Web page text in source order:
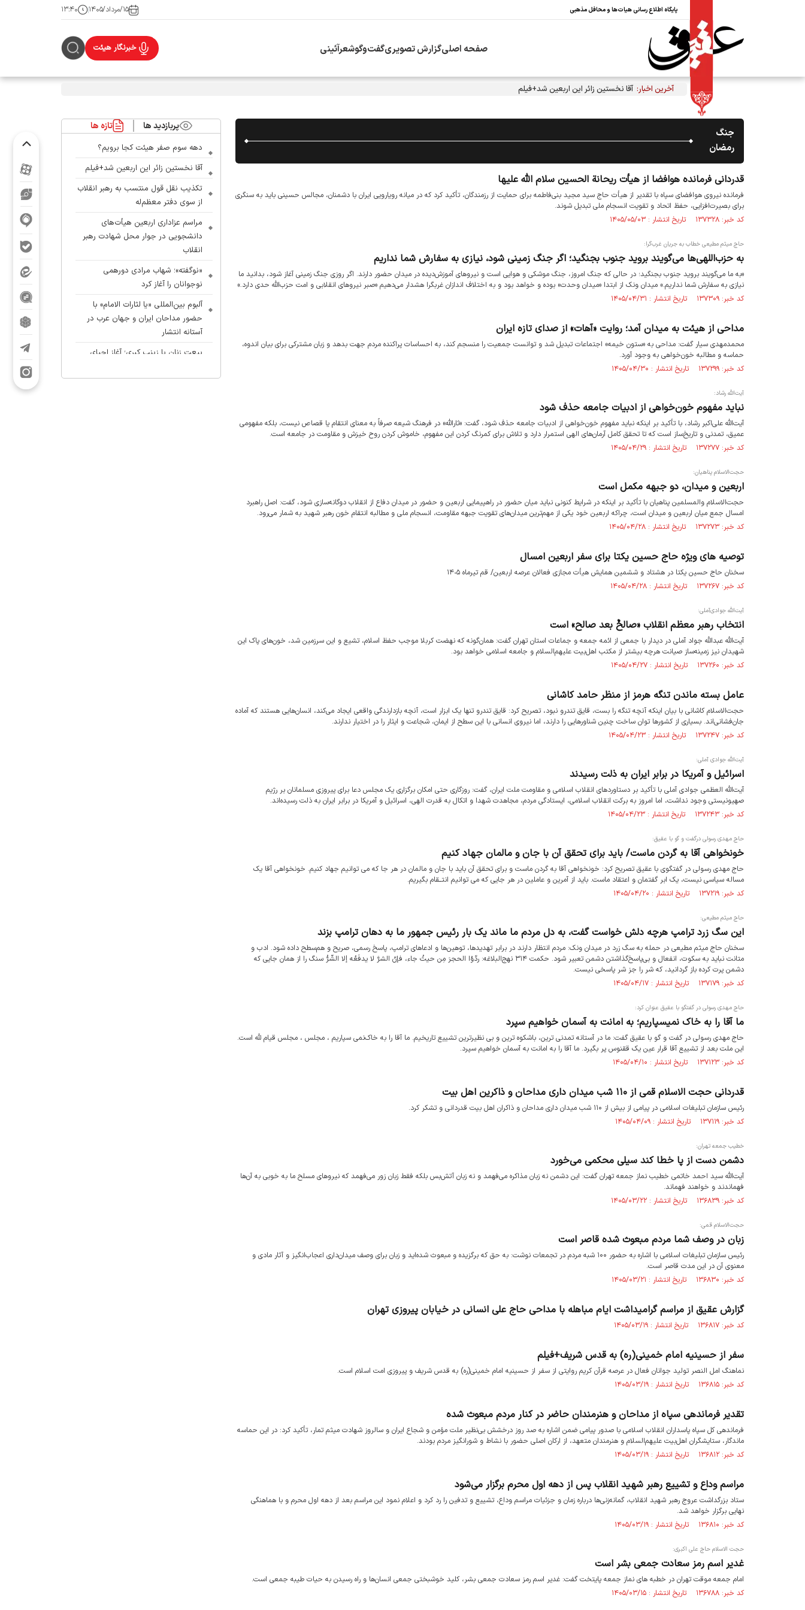
پایگاه اطلاع رسانی هیات‌ها و محافل مذهبی ۱۵/مرداد/۱۴۰۵ ۱۳:۴۰
صفحه اصلیگزارش تصویریگفت‌وگوشعرآئینی خبرنگار هیئت
آخرین اخبار: آقا نخستین زائر این اربعین شد+فیلم
جنگ
رمضان
قدردانی فرمانده هوافضا از هیأت ریحانة الحسین سلام الله علیها
فرمانده نیروی هوافضای سپاه با تقدیر از هیأت حاج سید مجید بنی‌فاطمه برای حمایت از رزمندگان، تأکید کرد که در میانه رویارویی ایران با دشمنان، مجالس حسینی باید به سنگری
برای بصیرت‌افزایی، حفظ اتحاد و تقویت انسجام ملی تبدیل شوند.
کد خبر: ۱۳۷۳۲۸ تاریخ انتشار : ۱۴۰۵/۰۵/۰۳
حاج میثم مطیعی خطاب به جریان غرب‌گرا:
به حزب‌اللهی‌ها می‌گویند بروید جنوب بجنگید؛ اگر جنگ زمینی شود، نیازی به سفارش شما نداریم
«به ما می‌گویند بروید جنوب بجنگید؛ در حالی که جنگ امروز، جنگ موشکی و هوایی است و نیروهای آموزش‌دیده در میدان حضور دارند. اگر روزی جنگ زمینی آغاز شود، بدانید ما
نیازی به سفارش شما نداریم.» میدان ونک از ابتدا «میدان وحدت» بوده و خواهد بود و به اختلاف اندازان غربگرا هشدار می‌دهیم «صبر نیروهای انقلابی و امت حزب‌الله حدی دارد.»
کد خبر: ۱۳۷۳۰۹ تاریخ انتشار : ۱۴۰۵/۰۴/۳۱
مداحی از هیئت به میدان آمد؛ روایت «آهات» از صدای تازه ایران
محمدمهدی سیار گفت: مداحی به «ستون خیمه» اجتماعات تبدیل شد و توانست جمعیت را منسجم کند، به احساسات پراکنده مردم جهت بدهد و زبان مشترکی برای بیان اندوه،
حماسه و مطالبه خون‌خواهی به وجود آورد.
کد خبر: ۱۳۷۲۹۹ تاریخ انتشار : ۱۴۰۵/۰۴/۳۰
آیت‌الله رشاد:
نباید مفهوم خون‌خواهی از ادبیات جامعه حذف شود
آیت‌الله علی‌اکبر رشاد، با تأکید بر اینکه نباید مفهوم خون‌خواهی از ادبیات جامعه حذف شود، گفت: «ثارالله» در فرهنگ شیعه صرفاً به معنای انتقام یا قصاص نیست، بلکه مفهومی
عمیق، تمدنی و تاریخ‌ساز است که تا تحقق کامل آرمان‌های الهی استمرار دارد و تلاش برای کمرنگ کردن این مفهوم، خاموش کردن روح خیزش و مقاومت در جامعه است.
کد خبر: ۱۳۷۲۷۷ تاریخ انتشار : ۱۴۰۵/۰۴/۲۹
حجت‌الاسلام پناهیان:
اربعین و میدان، دو جبهه مکمل است
حجت‌الاسلام والمسلمین پناهیان با تأکید بر اینکه در شرایط کنونی نباید میان حضور در راهپیمایی اربعین و حضور در میدان دفاع از انقلاب دوگانه‌سازی شود، گفت: اصل راهبرد
امسال جمع میان اربعین و میدان است، چراکه اربعین خود یکی از مهم‌ترین میدان‌های تقویت جبهه مقاومت، انسجام ملی و مطالبه انتقام خون رهبر شهید به شمار می‌رود.
کد خبر: ۱۳۷۲۷۳ تاریخ انتشار : ۱۴۰۵/۰۴/۲۸
توصیه های ویژه حاج حسین یکتا برای سفر اربعین امسال
سخنان حاج حسین یکتا در هشتاد و ششمين همايش هيأت مجازى فعالان عرصه اربعين/ قم تيرماه ۱۴٠۵
کد خبر: ۱۳۷۲۶۷ تاریخ انتشار : ۱۴۰۵/۰۴/۲۸
آیت‌الله جوادی‌آملی:
انتخاب رهبر معظم انقلاب «صالحٌ بعد صالح» است
آیت‌الله عبدالله جواد آملی در دیدار با جمعی از ائمه جمعه و جماعات استان تهران گفت: همان‌گونه که نهضت کربلا موجب حفظ اسلام، تشیع و این سرزمین شد، خون‌های پاک این
شهیدان نیز زمینه‌ساز صیانت هرچه بیشتر از مکتب اهل‌بیت علیهم‌السلام و جامعه اسلامی خواهد بود.
کد خبر: ۱۳۷۲۶۰ تاریخ انتشار : ۱۴۰۵/۰۴/۲۷
عامل بسته ماندن تنگه هرمز از منظر حامد کاشانی
حجت‌الاسلام کاشانی با بیان اینکه آنچه تنگه را بست، قایق تندرو نبود، تصریح کرد: قایق تندرو تنها یک ابزار است، آنچه بازدارندگی واقعی ایجاد می‌کند، انسان‌هایی هستند که آماده
جان‌فشانی‌اند. بسیاری از کشورها توان ساخت چنین شناورهایی را دارند، اما نیروی انسانی با این سطح از ایمان، شجاعت و ایثار را در اختیار ندارند.
کد خبر: ۱۳۷۲۴۷ تاریخ انتشار : ۱۴۰۵/۰۴/۲۳
آیت‌الله جوادی آملی:
اسرائیل و آمریکا در برابر ایران به ذلت رسیدند
آیت‌الله العظمی جوادی آملی با تأکید بر دستاوردهای انقلاب اسلامی و مقاومت ملت ایران، گفت: روزگاری حتی امکان برگزاری یک مجلس دعا برای پیروزی مسلمانان بر رژیم
صهیونیستی وجود نداشت، اما امروز به برکت انقلاب اسلامی، ایستادگی مردم، مجاهدت شهدا و اتکال به قدرت الهی، اسرائیل و آمریکا در برابر ایران به ذلت رسیده‌اند.
کد خبر: ۱۳۷۲۴۳ تاریخ انتشار : ۱۴۰۵/۰۴/۲۳
حاج مهدی رسولی درگفت و گو با عقیق:
خونخواهی آقا به گردن ماست/ باید برای تحقق آن با جان و مالمان جهاد کنیم
حاج مهدی رسولی در گفتگوی با عقیق تصریح کرد: خونخواهی آقا به گردن ماست و برای تحقق آن باید با جان و مالمان در هر جا که می توانیم جهاد کنیم. خونخواهی آقا یک
مساله سیاسی نیست، یک ابر گفتمان و اعتقاد ماست. باید از آمرین و عاملین در هر جایی که می توانیم انتــقام بگیریم.
کد خبر: ۱۳۷۲۱۹ تاریخ انتشار : ۱۴۰۵/۰۴/۲۰
حاج میثم مطیعی:
این سگ زرد ترامپ هرچه دلش خواست گفت، به دل مردم ما ماند یک بار رئیس جمهور ما به دهان ترامپ بزند
سخنان حاج میثم مطیعی در حمله به سگ زرد در میدان ونک: مردم انتظار دارند در برابر تهدیدها، توهین‌ها و ادعاهای ترامپ، پاسخ رسمی، صریح و هم‌سطح داده شود. ادب و
متانت نباید به سکوت، انفعال و بی‌پاسخ‌گذاشتن دشمن تعبیر شود. حکمت ۳۱۴ نهج‌البلاغه: ردّوُا الحجرَ مِن حیثُ جاء، فإنّ الشرَّ لا یدفَعُه إلا الشّرُّ سنگ را از همان جايى كه
دشمن پرت كرده باز گردانيد، كه شر را جز شر پاسخى نيست.
کد خبر: ۱۳۷۱۷۹ تاریخ انتشار : ۱۴۰۵/۰۴/۱۷
حاج مهدی رسولی در گفتگو با عقیق عنوان کرد:
ما آقا را به خاک نمیسپاریم؛ به امانت به آسمان خواهیم سپرد
حاج مهدی رسولی در گفت و گو با عقیق گفت: ما در آستانه تمدنی ترین، باشکوه ترین و بی نظیرترین تشییع تاریخیم. ما آقا را به خاک‌نمی سپاریم ، مجلس ، مجلس قیام لله است.
این ملت بعد از تشییع آقا قرار عین یک ققنوس پر بگیرد. ما آقا را به امانت به آسمان خواهیم سپرد.
کد خبر: ۱۳۷۱۲۳ تاریخ انتشار : ۱۴۰۵/۰۴/۱۰
قدردانی حجت الاسلام قمی از ۱۱۰ شب میدان داری مداحان و ذاکرین اهل بیت
رئیس سازمان تبلیغات اسلامی در پیامی از بیش از ۱۱۰ شب میدان داری مداحان و ذاکران اهل بیت قدردانی و تشکر کرد.
کد خبر: ۱۳۷۱۱۹ تاریخ انتشار : ۱۴۰۵/۰۴/۰۹
خطیب جمعه تهران:
دشمن دست از پا خطا کند سیلی محکمی می‌خورد
آیت‌الله سید احمد خاتمی خطیب نماز جمعه تهران گفت: این دشمن نه زبان مذاکره می‌فهمد و نه زبان آتش‌بس بلکه فقط زبان زور می‌فهمد که نیروهای مسلح ما به خوبی به آن‌ها
فهماندند و خواهند فهماند.
کد خبر: ۱۳۶۸۳۹ تاریخ انتشار : ۱۴۰۵/۰۳/۲۲
حجت‌الاسلام قمی:
زبان در وصف شما مردم مبعوث شده قاصر است
رئیس سازمان تبلیغات اسلامی با اشاره به حضور ۱۰۰ شبه مردم در تجمعات نوشت: به حق که برگزیده و مبعوث شده‌اید و زبان برای وصف میدان‌داری اعجاب‌انگیز و آثار مادی و
معنوی آن در این مدت قاصر است.
کد خبر: ۱۳۶۸۳۰ تاریخ انتشار : ۱۴۰۵/۰۳/۲۱
گزارش عقیق از مراسم گرامیداشت ایام مباهله با مداحی حاج علی انسانی در خیابان پیروزی تهران
کد خبر: ۱۳۶۸۱۷ تاریخ انتشار : ۱۴۰۵/۰۳/۱۹
سفر از حسینیه امام خمینی(ره) به قدس شریف+فیلم
نماهنگ امل النصر تولید جوانان فعال در عرصه قرآن کریم روایتی از سفر از حسینیه امام خمینی(ره) به قدس شریف و پیروزی امت اسلام است.
کد خبر: ۱۳۶۸۱۵ تاریخ انتشار : ۱۴۰۵/۰۳/۱۹
تقدیر فرماندهی سپاه از مداحان و هنرمندان حاضر در کنار مردم مبعوث شده
فرماندهی کل سپاه پاسداران انقلاب اسلامی با صدور پیامی ضمن اشاره به صد روز درخشش بی‌نظیر ملت مؤمن و شجاع ایران و سالروز شهادت‌ میثم تمار، تأکید کرد: در این حماسه
ماندگار، ستایشگران اهل‌بیت علیهم‌السلام و هنرمندان متعهد، از ارکان اصلی حضور با نشاط و شورانگیز مردم بودند.
کد خبر: ۱۳۶۸۱۲ تاریخ انتشار : ۱۴۰۵/۰۳/۱۹
مراسم وداع و تشییع رهبر شهید انقلاب پس از دهه اول محرم برگزار می‌شود
ستاد بزرگداشت عروج رهبر شهید انقلاب، گمانه‌زنی‌ها درباره زمان و جزئیات مراسم وداع، تشییع و تدفین را رد کرد و اعلام نمود این مراسم بعد از دهه اول محرم و با هماهنگی
نهایی برگزار خواهد شد.
کد خبر: ۱۳۶۸۱۰ تاریخ انتشار : ۱۴۰۵/۰۳/۱۹
حجت الاسلام حاج علی اکبری:
غدیر اسم رمز سعادت جمعی بشر است
امام جمعه موقت تهران در خطبه های نماز جمعه پایتخت گفت: غدیر اسم رمز سعادت جمعی بشر، کلید خوشبختی جمعی انسان‌ها و راه رسیدن به حیات طیبه جمعی است.
کد خبر: ۱۳۶۷۸۸ تاریخ انتشار : ۱۴۰۵/۰۳/۱۵
پربازدید ها تازه ها
دهه سوم صفر هیئت کجا برویم؟
آقا نخستین زائر این اربعین شد+فیلم
تکذیب نقل قول منتسب به رهبر انقلاب
از سوی دفتر معظم‌له
مراسم عزاداری اربعین هیأت‌های
دانشجویی در جوار محل شهادت رهبر
انقلاب
«نوگفته»؛ شهاب مرادی دورهمی
نوجوانان را آغاز کرد
آلبوم بین‌المللی «یا لثارات الامام» با
حضور مداحان ایران و جهان عرب در
آستانه انتشار
بیعت زنان با زینب کبری؛ آغازِ احیای